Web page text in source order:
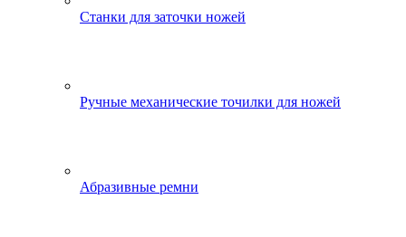
Станки для заточки ножей
Ручные механические точилки для ножей
Абразивные ремни